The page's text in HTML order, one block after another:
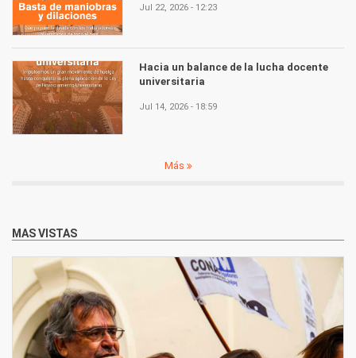
Jul 22, 2026 - 12:23
Hacia un balance de la lucha docente
universitaria
Jul 14, 2026 - 18:59
Más
MAS VISTAS